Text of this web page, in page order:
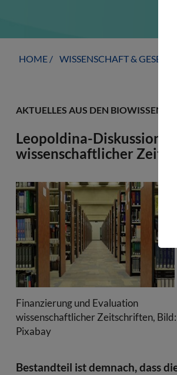
HOME WISSENSCHAFT &
AKTUELLES AUS DEN
Leopoldina-
wissenschaftlicher
Finanzierung und Evaluation
wissenschaftlicher Zeitschriften, Bild:
Pixabay
Bestandteil ist demnach, dass